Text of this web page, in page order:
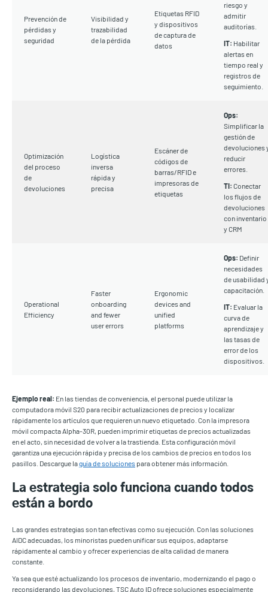
Prevención de
pérdidas y
seguridad
Visibilidad y
trazabilidad
de la pérdida
Etiquetas RFID
y dispositivos
de captura de
datos
riesgo y
admitir
auditorías.
IT: Habilitar
alertas en
tiempo real y
registros de
seguimiento.
Optimización
del proceso
de
devoluciones
Logística
inversa
rápida y
precisa
Escáner de
códigos de
barras/RFID e
impresoras de
etiquetas
Ops:
Simplificar la
gestión de
devoluciones
reducir
errores.
TI: Conectar
los flujos de
devoluciones
con inventario
y CRM
Operational
Efficiency
Faster
onboarding
and fewer
user errors
Ergonomic
devices and
unified
platforms
Ops: Definir
necesidades
de usabilidad
capacitación.
IT: Evaluar la
curva de
aprendizaje y
las tasas de
error de los
dispositivos.
Ejemplo real: En las tiendas de conveniencia, el personal puede utilizar la
computadora móvil S20 para recibir actualizaciones de precios y localizar
rápidamente los artículos que requieren un nuevo etiquetado. Con la impresora
móvil compacta Alpha-30R, pueden imprimir etiquetas de precios actualizadas
en el acto, sin necesidad de volver a la trastienda. Esta configuración móvil
garantiza una ejecución rápida y precisa de los cambios de precios en todos los
pasillos. Descargue laguía de soluciones para obtener más información.
La estrategia solo funciona cuando todos
están a bordo
Las grandes estrategias son tan efectivas como su ejecución. Con las soluciones
AIDC adecuadas, los minoristas pueden unificar sus equipos, adaptarse
rápidamente al cambio y ofrecer experiencias de alta calidad de manera
constante.
Ya sea que esté actualizando los procesos de inventario, modernizando el pago o
reconsiderando las devoluciones, TSC Auto ID ofrece soluciones especialmente